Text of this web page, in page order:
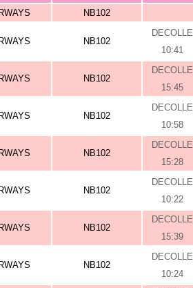
NB102
NB102
DECOLLE
10:41
NB102
DECOLLE
15:45
NB102
DECOLLE
10:58
NB102
DECOLLE
15:28
NB102
DECOLLE
10:22
NB102
DECOLLE
15:39
NB102
DECOLLE
10:24